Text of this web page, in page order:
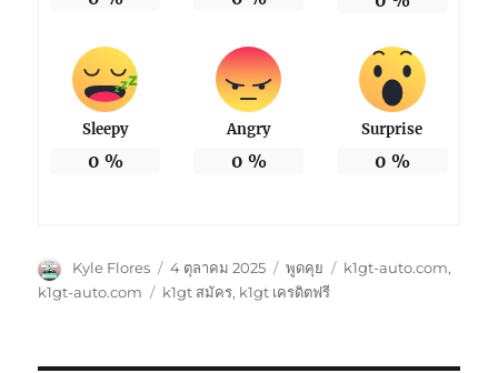
Sleepy
0 %
Angry
0 %
Surprise
0 %
ผู้
เขียน
Kyle Flores
เขียน
เมื่อ
4 ตุลาคม 2025
รูป
แบบ
พูดคุย
หมวด
k1gt-auto.com,
k1gt-auto.com
ป้าย
k1gt สมัคร, k1gt เครดิตฟรี